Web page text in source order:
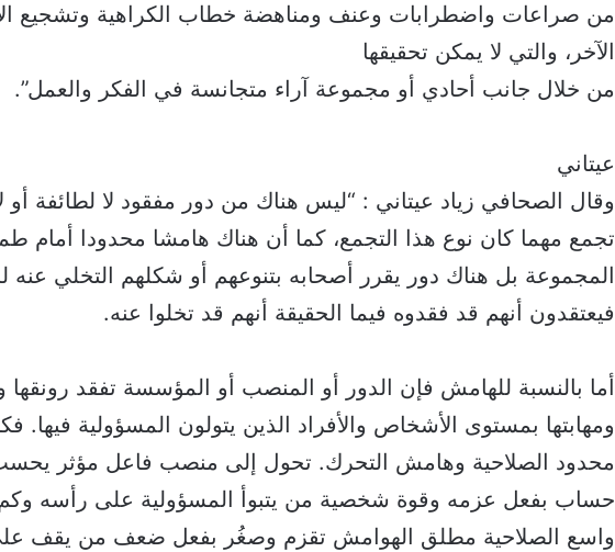
من صراعات واضطرابات وعنف ومناهضة خطاب الكراهية وتشجيع
الآخر، والتي لا يمكن تحقيقها
من خلال جانب أحادي أو مجموعة آراء متجانسة في الفكر والعمل”.
عيتاني
وقال الصحافي زياد عيتاني : “ليس هناك من دور مفقود لا لطائفة
تجمع مهما كان نوع هذا التجمع، كما أن هناك هامشا محدودا أمام
المجموعة بل هناك دور يقرر أصحابه بتنوعهم أو شكلهم التخلي عنه
فيعتقدون أنهم قد فقدوه فيما الحقيقة أنهم قد تخلوا عنه.
أما بالنسبة للهامش فإن الدور أو المنصب أو المؤسسة تفقد رونقها
ومهابتها بمستوى الأشخاص والأفراد الذين يتولون المسؤولية
محدود الصلاحية وهامش التحرك. تحول إلى منصب فاعل مؤثر
حساب بفعل عزمه وقوة شخصية من يتبوأ المسؤولية على رأسه
واسع الصلاحية مطلق الهوامش تقزم وصغُر بفعل ضعف من يقف